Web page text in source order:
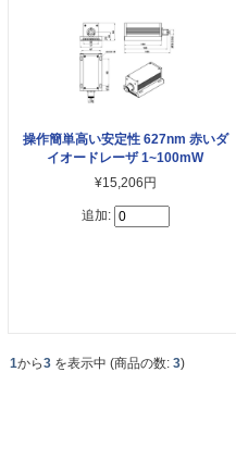
操作簡単高い安定性 627nm 赤いダ
イオードレーザ 1~100mW
¥15,206円
追加:
1から3 を表示中 (商品の数: 3)